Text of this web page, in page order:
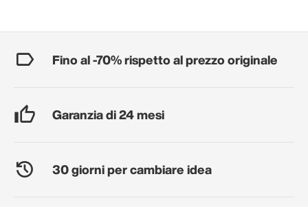
Fino al -70% rispetto al prezzo originale
Garanzia di 24 mesi
30 giorni per cambiare idea